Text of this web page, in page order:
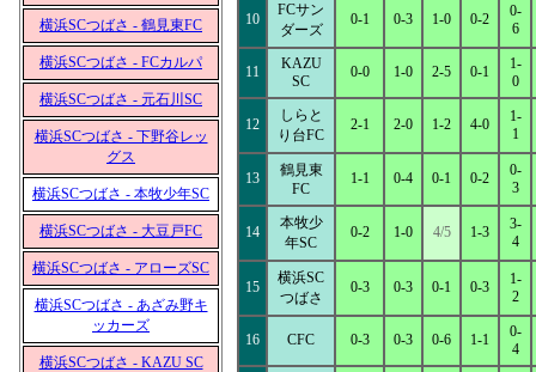
横浜SCつばさ - 鶴見東FC
横浜SCつばさ - FCカルパ
横浜SCつばさ - 元石川SC
横浜SCつばさ - 下野谷レッ
グス
横浜SCつばさ - 本牧少年SC
横浜SCつばさ - 大豆戸FC
横浜SCつばさ - アローズSC
横浜SCつばさ - あざみ野キ
ッカーズ
横浜SCつばさ - KAZU SC
10
FCサン
ダーズ
0-1 0-3 1-0 0-2
0-
6
11
KAZU
SC
0-0 1-0 2-5 0-1
1-
0
12
しらと
り台FC
2-1 2-0 1-2 4-0
1-
1
13
鶴見東
FC
1-1 0-4 0-1 0-2
0-
3
14
本牧少
年SC
0-2 1-0 4/5 1-3
3-
4
15
横浜SC
つばさ
0-3 0-3 0-1 0-3
1-
2
16 CFC 0-3 0-3 0-6 1-1
0-
4